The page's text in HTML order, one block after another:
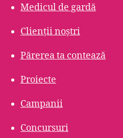
Medicul de gardă
Clienții noștri
Părerea ta contează
Proiecte
Campanii
Concursuri